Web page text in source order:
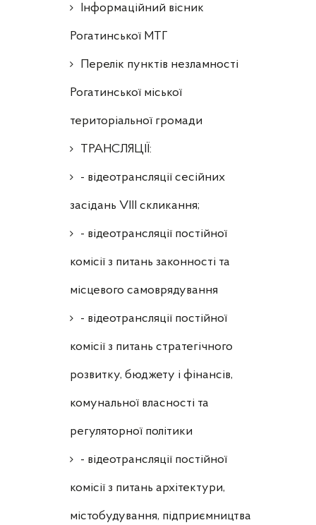
Інформаційний вісник
Рогатинської МТГ
Перелік пунктів незламності
Рогатинської міської
територіальної громади
ТРАНСЛЯЦІЇ:
- відеотрансляції сесійних
засідань VIII скликання;
- відеотрансляції постійної
комісії з питань законності та
місцевого самоврядування
- відеотрансляції постійної
комісії з питань стратегічного
розвитку, бюджету і фінансів,
комунальної власності та
регуляторної політики
- відеотрансляції постійної
комісії з питань архітектури,
містобудування, підприємництва